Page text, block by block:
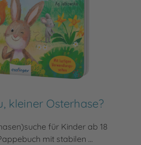
kleiner Osterhase?
für Kinder ab 18
mit stabilen ...